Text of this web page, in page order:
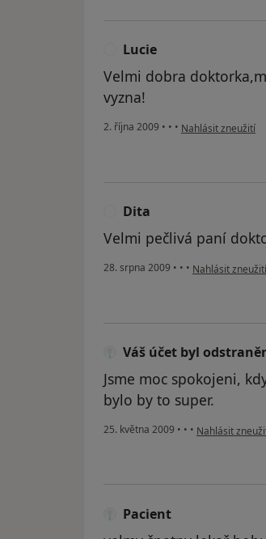
Lucie
Velmi dobra
vyzna!
2. října 2009 • • • podle názoru
Nahlásit zneužití
Dita
Velmi pečlivá paní
28. srpna 2009 • • • podle názoru
Nahlásit zneužití
Váš účet byl
Jsme moc spokojeni,
bylo by to super.
25. května 2009 • • • podle názoru
Nahlásit
Pacient